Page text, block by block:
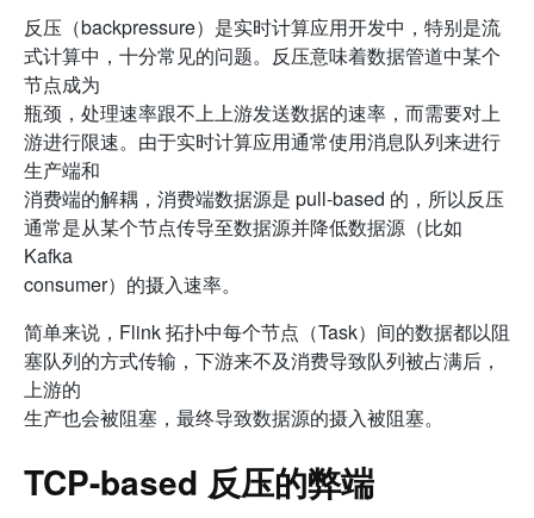
反压（backpressure）是实时计算应用开发中，特别是流
式计算中，十分常见的问题。反压意味着数据管道中某个
节点成为
瓶颈，处理速率跟不上上游发送数据的速率，而需要对上
游进行限速。由于实时计算应用通常使用消息队列来进行
生产端和
消费端的解耦，消费端数据源是 pull-based 的，所以反压
通常是从某个节点传导至数据源并降低数据源（比如
Kafka
consumer）的摄入速率。
简单来说，Flink 拓扑中每个节点（Task）间的数据都以阻
塞队列的方式传输，下游来不及消费导致队列被占满后，
上游的
生产也会被阻塞，最终导致数据源的摄入被阻塞。
TCP-based 反压的弊端